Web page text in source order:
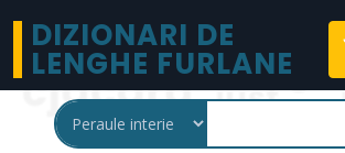
DIZIONARI DE
LENGHE FURLANE